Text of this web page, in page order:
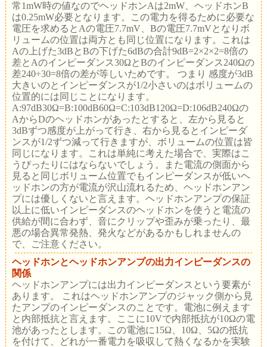
常1mW時の値なのでヘッドホンAは2mW、ヘッドホンB
は0.25mW必要となります。この電力を得るために必要な
電圧を求めるとAの電圧7.7mV、Bの電圧7.7mVとなりボ
リュームの位置は両方とも同じ位置になります。これは
Aの上げた3dBとBの下げた6dBの合計9dB=2×2×2=8倍の
差とAのインピーダンス30ΩとBのインピーダンス240Ωの
差240÷30=8倍の差が等しいためです。 つまり 感度が3dB
大きいのとインピーダンスが1/2小さいのはボリュームの
位置的には同じことになります。
A:97dB30Ω=B:100dB60Ω=C:103dB120Ω=D:106dB240Ωの
AからDのヘッドホンがあったとすると、左から見ると
3dBずつ感度が上がって行き、右から見るとインピーダ
ンスが1/2ずつ減って行きますが、ボリュームの位置は皆
同じになります。これは単純に考えた場合で、実際はこ
うぴったりにはならないでしょう。また電流の側面から
見ると同じボリューム位置でもインピーダンスが低いヘ
ッドホンの方が電流が沢山流れるため、ヘッドホンアン
プには優しくないと言えます。ヘッドホンアンプの保証
以上に低いインピーダンスのヘッドホンを使うと電流の
供給が間に合わず、音にクリップや歪みが乗ったり、最
悪の場合異常発熱、発火などがあるかもしれませんの
で、ご注意ください。
ヘッドホンとヘッドホンアンプの出力インピーダンスの
関係
ヘッドホンアンプには出力インピーダンスという要素が
あります。 これはヘッドホンアンプのジャック側から見
たアンプのインピーダンスのことです。電池に例えます
と内部抵抗と言えます。ここに10Vで内部抵抗が10Ωの電
池があったとします。この電池に15Ω、10Ω、5Ωの抵抗
を付けて、どれが一番電力を吸収して熱くなるかを実験